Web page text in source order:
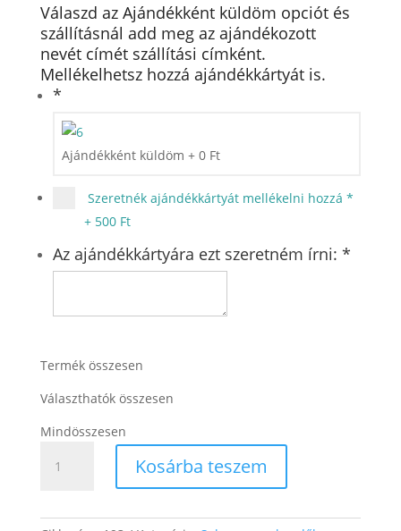
Válaszd az Ajándékként küldöm opciót és
szállításnál add meg az ajándékozott
nevét címét szállítási címként.
Mellékelhetsz hozzá ajándékkártyát is.
*
Ajándékként küldöm + 0 Ft
Szeretnék ajándékkártyát mellékelni hozzá *
+ 500 Ft
Az ajándékkártyára ezt szeretném írni: *
Termék összesen
Választhatók összesen
Mindösszesen
mennyiség
Kosárba teszem